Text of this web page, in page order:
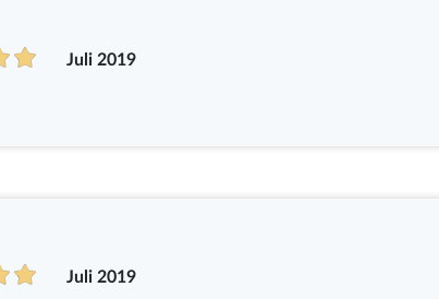
Juli 2019
Juli 2019